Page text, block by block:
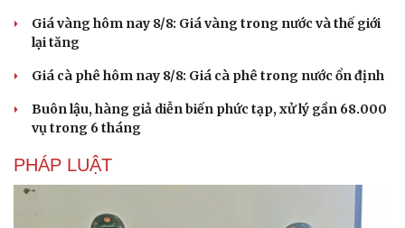
Văn hóa
Sân khấu - Điện ảnh
Giá vàng hôm nay 8/8: Giá vàng trong nước và thế giới
lại tăng
Giá cà phê hôm nay 8/8: Giá cà phê trong nước ổn định
Buôn lậu, hàng giả diễn biến phức tạp, xử lý gần 68.000
vụ trong 6 tháng
PHÁP LUẬT